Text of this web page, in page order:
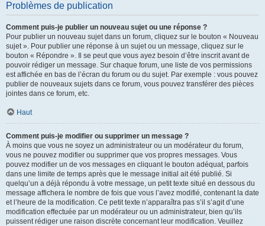
Problèmes de publication
Comment puis-je publier un nouveau sujet ou une réponse ?
Pour publier un nouveau sujet dans un forum, cliquez sur le bouton « Nouveau
sujet ». Pour publier une réponse à un sujet ou un message, cliquez sur le
bouton « Répondre ». Il se peut que vous ayez besoin d’être inscrit avant de
pouvoir rédiger un message. Sur chaque forum, une liste de vos permissions
est affichée en bas de l’écran du forum ou du sujet. Par exemple : vous pouvez
publier de nouveaux sujets dans ce forum, vous pouvez transférer des pièces
jointes dans ce forum, etc.
Haut
Comment puis-je modifier ou supprimer un message ?
À moins que vous ne soyez un administrateur ou un modérateur du forum,
vous ne pouvez modifier ou supprimer que vos propres messages. Vous
pouvez modifier un de vos messages en cliquant le bouton adéquat, parfois
dans une limite de temps après que le message initial ait été publié. Si
quelqu’un a déjà répondu à votre message, un petit texte situé en dessous du
message affichera le nombre de fois que vous l’avez modifié, contenant la date
et l’heure de la modification. Ce petit texte n’apparaîtra pas s’il s’agit d’une
modification effectuée par un modérateur ou un administrateur, bien qu’ils
puissent rédiger une raison discrète concernant leur modification. Veuillez